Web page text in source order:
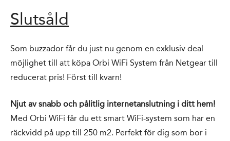
Slutsåld
Som buzzador får du just nu genom en exklusiv deal
möjlighet till att köpa Orbi WiFi System från Netgear till
reducerat pris! Först till kvarn!
Njut av snabb och pålitlig internetanslutning i ditt hem!
Med Orbi WiFi får du ett smart WiFi-system som har en
räckvidd på upp till 250 m2. Perfekt för dig som bor i